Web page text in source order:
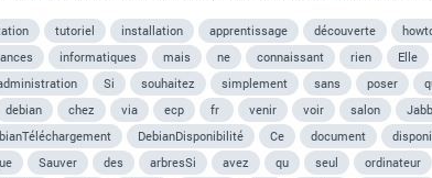
tutoriel installation apprentissage découverte
informatiques mais ne connaissant rien Elle
Si souhaitez simplement sans poser
debian chez via ecp fr venir voir salon
DebianDisponibilité Ce document
Sauver des arbresSi avez qu seul ordinateur